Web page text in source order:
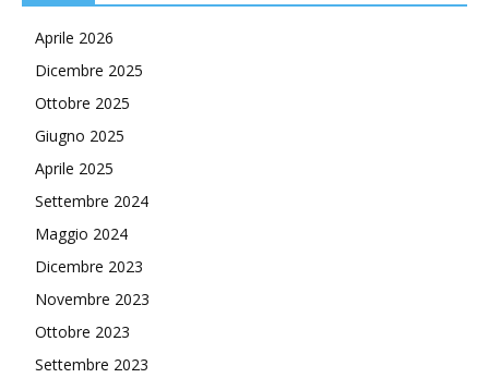
Aprile 2026
Dicembre 2025
Ottobre 2025
Giugno 2025
Aprile 2025
Settembre 2024
Maggio 2024
Dicembre 2023
Novembre 2023
Ottobre 2023
Settembre 2023